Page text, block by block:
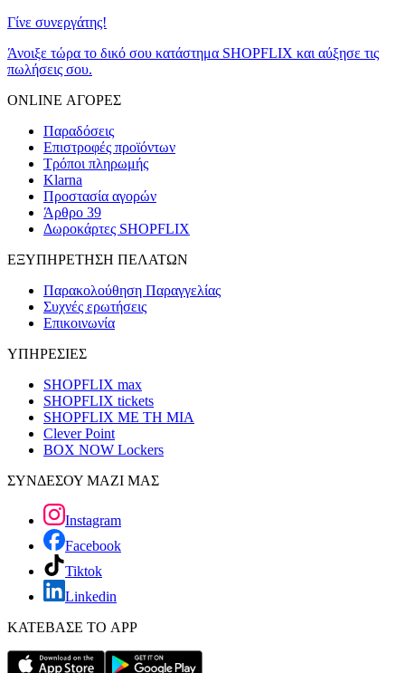
Γίνε συνεργάτης!
Άνοιξε τώρα το δικό σου κατάστημα SHOPFLIX και αύξησε τις
πωλήσεις σου.
ONLINE ΑΓΟΡΕΣ
Παραδόσεις
Επιστροφές προϊόντων
Τρόποι πληρωμής
Klarna
Προστασία αγορών
Άρθρο 39
Δωροκάρτες SHOPFLIX
ΕΞΥΠΗΡΕΤΗΣΗ ΠΕΛΑΤΩΝ
Παρακολούθηση Παραγγελίας
Συχνές ερωτήσεις
Επικοινωνία
ΥΠΗΡΕΣΙΕΣ
SHOPFLIX max
SHOPFLIX tickets
SHOPFLIX ΜΕ ΤΗ ΜΙΑ
Clever Point
BOX NOW Lockers
ΣΥΝΔΕΣΟΥ ΜΑΖΙ ΜΑΣ
Instagram
Facebook
Tiktok
Linkedin
ΚΑΤΕΒΑΣΕ ΤΟ APP